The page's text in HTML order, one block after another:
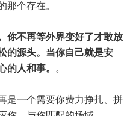
那个存在。
你不再等外界变好了才敢放
的源头。当你自己就是安
的人和事。
。
是一个需要你费力挣扎、拼